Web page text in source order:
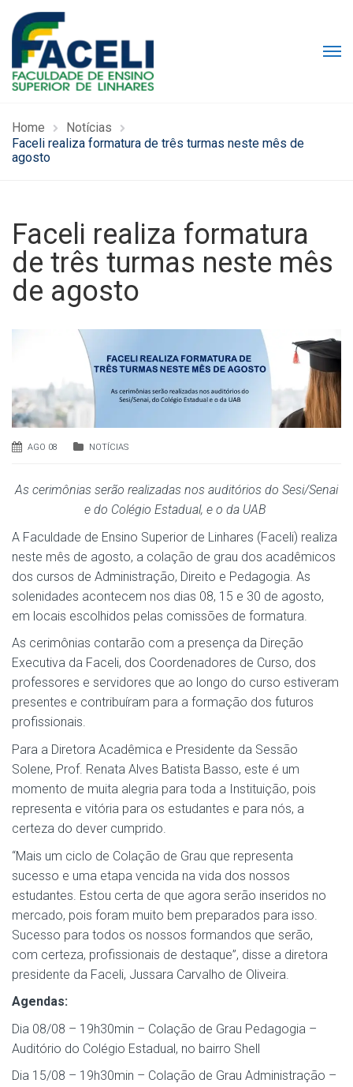
Home
Notícias
Faceli realiza formatura de três turmas neste mês de
agosto
Faceli realiza formatura
de três turmas neste mês
de agosto
AGO 08 NOTÍCIAS
As cerimônias serão realizadas nos auditórios do Sesi/Senai
e do Colégio Estadual, e o da UAB
A Faculdade de Ensino Superior de Linhares (Faceli) realiza
neste mês de agosto, a colação de grau dos acadêmicos
dos cursos de Administração, Direito e Pedagogia. As
solenidades acontecem nos dias 08, 15 e 30 de agosto,
em locais escolhidos pelas comissões de formatura.
As cerimônias contarão com a presença da Direção
Executiva da Faceli, dos Coordenadores de Curso, dos
professores e servidores que ao longo do curso estiveram
presentes e contribuíram para a formação dos futuros
profissionais.
Para a Diretora Acadêmica e Presidente da Sessão
Solene, Prof. Renata Alves Batista Basso, este é um
momento de muita alegria para toda a Instituição, pois
representa e vitória para os estudantes e para nós, a
certeza do dever cumprido.
“Mais um ciclo de Colação de Grau que representa
sucesso e uma etapa vencida na vida dos nossos
estudantes. Estou certa de que agora serão inseridos no
mercado, pois foram muito bem preparados para isso.
Sucesso para todos os nossos formandos que serão,
com certeza, profissionais de destaque”, disse a diretora
presidente da Faceli, Jussara Carvalho de Oliveira.
Agendas:
Dia 08/08 – 19h30min – Colação de Grau Pedagogia –
Auditório do Colégio Estadual, no bairro Shell
Dia 15/08 – 19h30min – Colação de Grau Administração –